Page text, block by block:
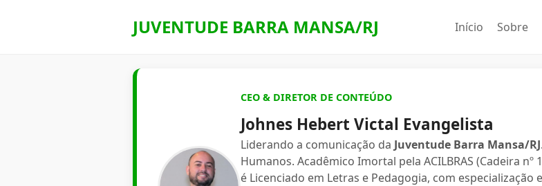
JUVENTUDE BARRA MANSA/RJ Início Sobre
CEO & DIRETOR DE CONTEÚDO
Johnes Hebert Victal Evangelista
Liderando a comunicação da Juventude Barra Mansa/RJ
Humanos. Acadêmico Imortal pela ACILBRAS (Cadeira
é Licenciado em Letras e Pedagogia, com